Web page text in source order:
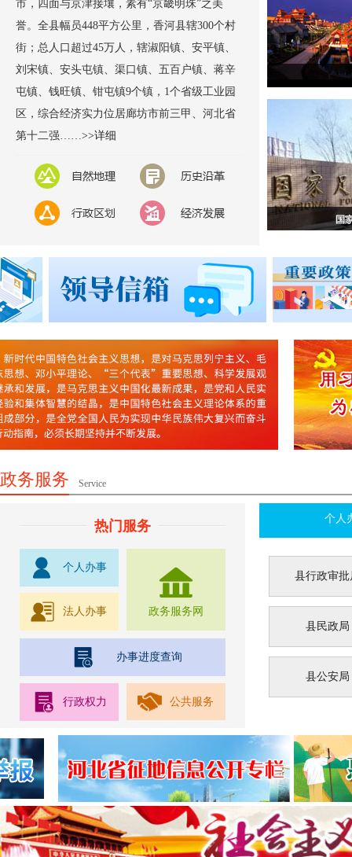
市，四面与京津接壤，素有“京畿明珠”之美
誉。全县幅员448平方公里，香河县辖300个村
街；总人口超过45万人，辖淑阳镇、安平镇、
刘宋镇、安头屯镇、渠口镇、五百户镇、蒋辛
屯镇、钱旺镇、钳屯镇9个镇，1个省级工业园
区，综合经济实力位居廊坊市前三甲、河北省
第十二强……>>详细
政务服务 Service
热门服务
个人办事
法人办事
办事进度查询
行政权力
政务服务网
公共服务
个人
县行政审批
县民政局
县公安局